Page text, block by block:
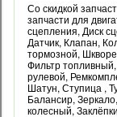
Со скидкой
запчасти для
сцепления, Диск
Датчик, Клапан,
тормозной,
Фильтр
рулевой,
Шатун, Ступица ,
Балансир,
колесный,